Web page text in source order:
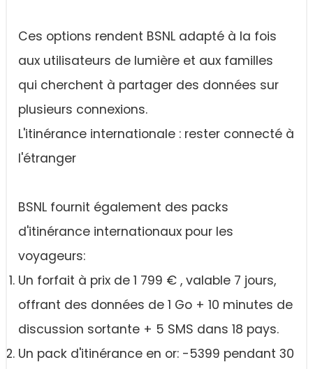
Ces options rendent BSNL adapté à la fois
aux utilisateurs de lumière et aux familles
qui cherchent à partager des données sur
plusieurs connexions.
L'itinérance internationale : rester connecté à
l'étranger
BSNL fournit également des packs
d'itinérance internationaux pour les
voyageurs:
Un forfait à prix de 1 799 € , valable 7 jours,
offrant des données de 1 Go + 10 minutes de
discussion sortante + 5 SMS dans 18 pays.
Un pack d'itinérance en or: -5399 pendant 30